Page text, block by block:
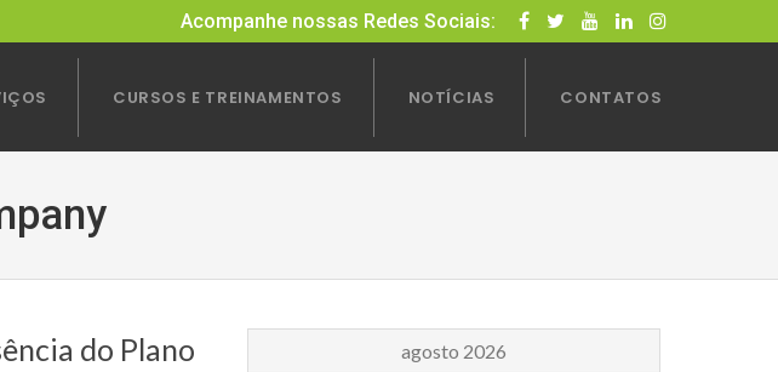
Acompanhe nossas Redes Sociais:
CURSOS E TREINAMENTOS NOTÍCIAS CONTATOS
do Plano
agosto 2026